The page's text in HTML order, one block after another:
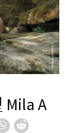
Mila A